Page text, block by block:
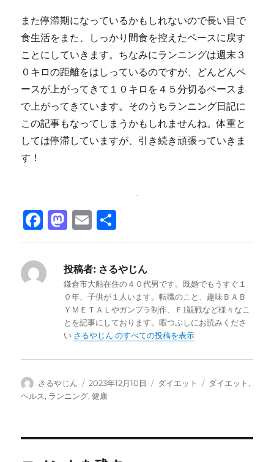
また停滞期になっているかもしれないので長い目で
食生活をまた、しっかり間食を控えたペースに戻す
ことにしていきます。ちなみにランニングは週末３
０キロの距離をはしっているのですが、どんどんペ
ースが上がってきて１０キロを４５分切るペースま
で上がってきています。そのうちランニング日記に
この記事もなってしまうかもしれませんね。体重と
しては停滞していますが、引き続き頑張っていきま
す！
F
a
c
e
k
M
a
st
o
d
o
n
E
m
ai
l
有
投稿者: さるやじん
鎌倉市大船在住の４０代男です。既婚でもうすぐ１
０年、子供が１人います。転職のこと、趣味ＢＡＢ
ＹＭＥＴＡＬやガンプラ制作、Ｆ1観戦など様々なこ
とを記事にしております。暇つぶしにお読みくださ
い さるやじん のすべての投稿を表示
投
稿
さるやじん
投
稿
2023年12月10日
カ
ダイエット
タ
ダイエット ,
ヘルス, ランニング,健康